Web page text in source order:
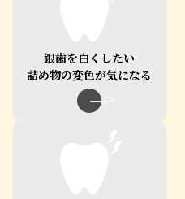
銀歯を白くしたい
詰め物の変色が気になる